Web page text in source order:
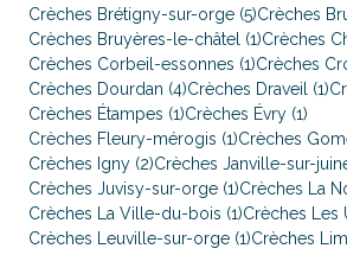
Crèches Brétigny-sur-orge (5)Crèches
Crèches Bruyères-le-châtel (1)Crèches
Crèches Corbeil-essonnes (1)Crèches
Crèches Dourdan (4)Crèches Draveil (1)
Crèches Étampes (1)Crèches Évry (1)
Crèches Fleury-mérogis (1)Crèches
Crèches Igny (2)Crèches Janville-sur-
Crèches Juvisy-sur-orge (1)Crèches La
Crèches La Ville-du-bois (1)Crèches Les
Crèches Leuville-sur-orge (1)Crèches